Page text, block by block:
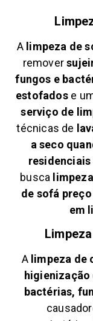
A limpeza de
remover
fungos e
estofadose
serviço de
técnicas de
a seco
busca
de sofá
em
A limpeza de
bactérias,